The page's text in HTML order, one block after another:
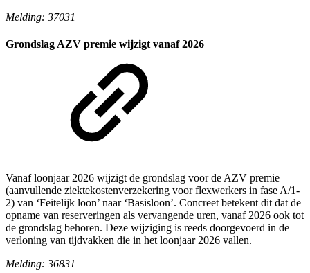
Melding: 37031
Grondslag AZV premie wijzigt vanaf 2026
Vanaf loonjaar 2026 wijzigt de grondslag voor de AZV premie
(aanvullende ziektekostenverzekering voor flexwerkers in fase A/1-
2) van ‘Feitelijk loon’ naar ‘Basisloon’. Concreet betekent dit dat de
opname van reserveringen als vervangende uren, vanaf 2026 ook tot
de grondslag behoren. Deze wijziging is reeds doorgevoerd in de
verloning van tijdvakken die in het loonjaar 2026 vallen.
Melding: 36831